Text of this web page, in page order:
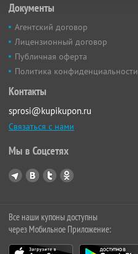
Документы
Агентский договор
Лицензионный договор
Публичная оферта
Политика конфиденциальности
Контакты
sprosi@kupikupon.ru
Связаться с нами
Мы в Соцсетях
Все наши купоны доступны
через Мобильное Приложение: